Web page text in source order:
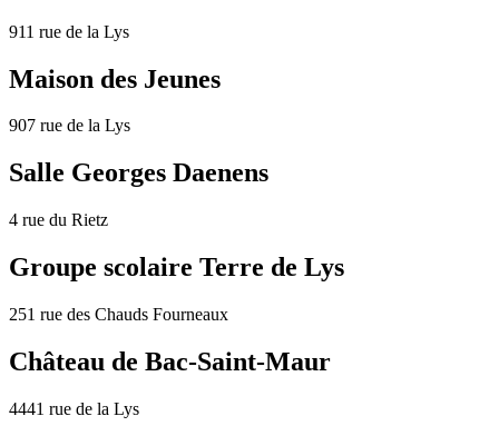
911 rue de la Lys
Maison des Jeunes
907 rue de la Lys
Salle Georges Daenens
4 rue du Rietz
Groupe scolaire Terre de Lys
251 rue des Chauds Fourneaux
Château de Bac-Saint-Maur
4441 rue de la Lys